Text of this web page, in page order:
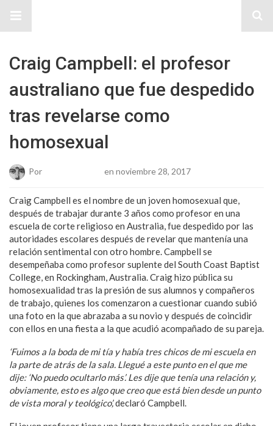
Craig Campbell: el profesor
australiano que fue despedido
tras revelarse como
homosexual
Por en noviembre 28, 2017
Craig Campbell es el nombre de un joven homosexual que,
después de trabajar durante 3 años como profesor en una
escuela de corte religioso en Australia, fue despedido por las
autoridades escolares después de revelar que mantenía una
relación sentimental con otro hombre. Campbell se
desempeñaba como profesor suplente del South Coast Baptist
College, en Rockingham, Australia. Craig hizo pública su
homosexualidad tras la presión de sus alumnos y compañeros
de trabajo, quienes los comenzaron a cuestionar cuando subió
una foto en la que abrazaba a su novio y después de coincidir
con ellos en una fiesta a la que acudió acompañado de su pareja.
‘Fuimos a la boda de mi tía y había tres chicos de mi escuela en
la parte de atrás de la sala. Llegué a este punto en el que me
dije: ‘No puedo ocultarlo más’. Les dije que tenía una relación y,
obviamente, esto es algo que creo que está bien desde un punto
de vista moral y teológico’,declaró Campbell.